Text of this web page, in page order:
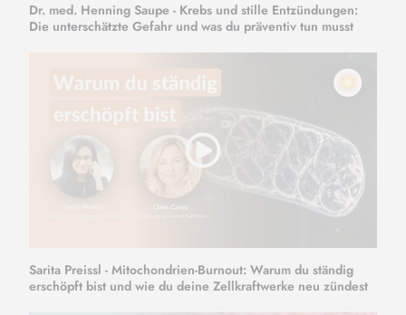
Dr. med. Henning Saupe - Krebs und stille Entzündungen:
Die unterschätzte Gefahr und was du präventiv tun musst
Sarita Preissl - Mitochondrien-Burnout: Warum du ständig
erschöpft bist und wie du deine Zellkraftwerke neu zündest